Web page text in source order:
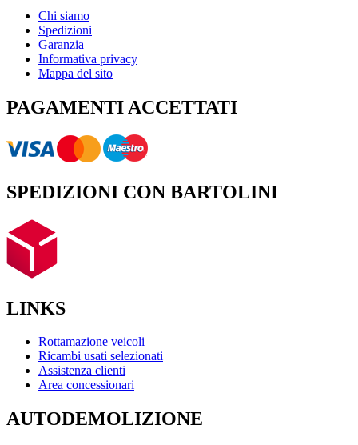
Chi siamo
Spedizioni
Garanzia
Informativa privacy
Mappa del sito
PAGAMENTI ACCETTATI
SPEDIZIONI CON BARTOLINI
LINKS
Rottamazione veicoli
Ricambi usati selezionati
Assistenza clienti
Area concessionari
AUTODEMOLIZIONE